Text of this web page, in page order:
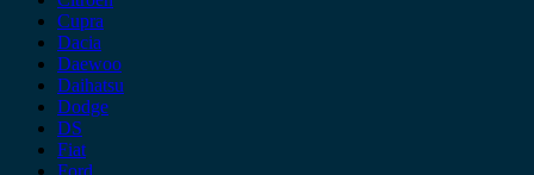
Cupra
Dacia
Daewoo
Daihatsu
Dodge
DS
Fiat
Ford